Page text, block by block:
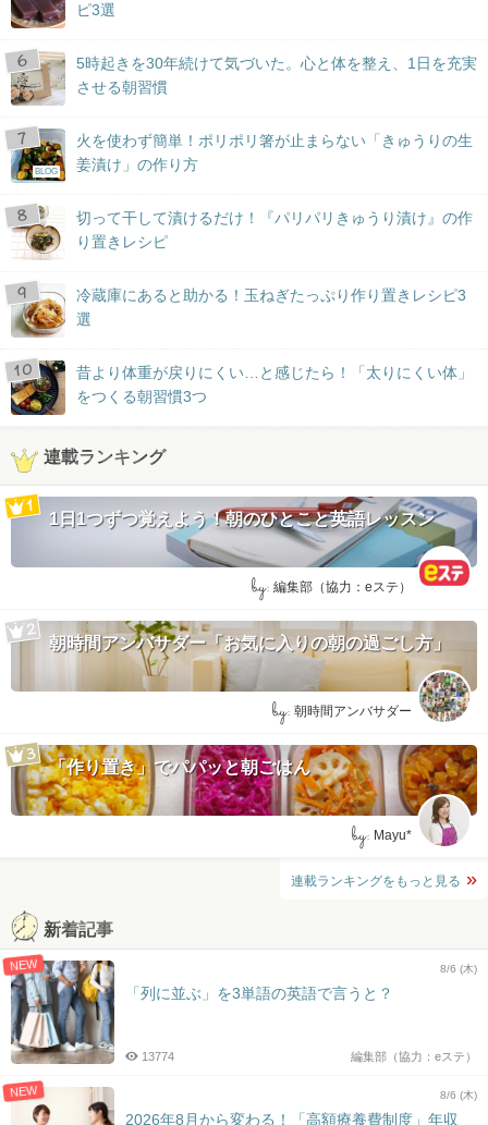
ピ3選
5時起きを30年続けて気づいた。心と体を整え、1日を充実
させる朝習慣
BLOG
火を使わず簡単！ポリポリ箸が止まらない「きゅうりの生
姜漬け」の作り方
切って干して漬けるだけ！『パリパリきゅうり漬け』の作
り置きレシピ
冷蔵庫にあると助かる！玉ねぎたっぷり作り置きレシピ3
選
昔より体重が戻りにくい…と感じたら！「太りにくい体」
をつくる朝習慣3つ
連載ランキング
1日1つずつ覚えよう！朝のひとこと英語レッスン
by: 編集部（協力：eステ）
朝時間アンバサダー「お気に入りの朝の過ごし方」
by: 朝時間アンバサダー
「作り置き」でパパッと朝ごはん
by: Mayu*
連載ランキングをもっと見る
新着記事
NEW 8/6 (木)
「列に並ぶ」を3単語の英語で言うと？
編集部（協力：eステ）
13774
NEW 8/6 (木)
2026年8月から変わる！「高額療養費制度」年収